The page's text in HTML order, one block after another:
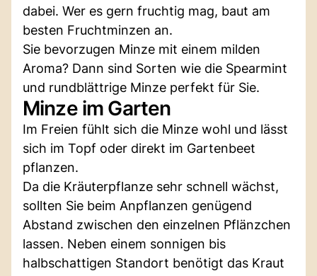
dabei. Wer es gern fruchtig mag, baut am
besten Fruchtminzen an.
Sie bevorzugen Minze mit einem milden
Aroma? Dann sind Sorten wie die Spearmint
und rundblättrige Minze perfekt für Sie.
Minze im Garten
Im Freien fühlt sich die Minze wohl und lässt
sich im Topf oder direkt im Gartenbeet
pflanzen.
Da die Kräuterpflanze sehr schnell wächst,
sollten Sie beim Anpflanzen genügend
Abstand zwischen den einzelnen Pflänzchen
lassen. Neben einem sonnigen bis
halbschattigen Standort benötigt das Kraut